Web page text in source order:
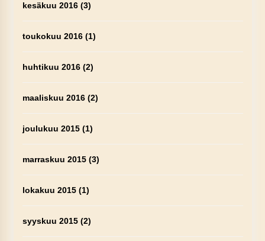
kesäkuu 2016(3)
toukokuu 2016(1)
huhtikuu 2016(2)
maaliskuu 2016(2)
joulukuu 2015(1)
marraskuu 2015(3)
lokakuu 2015(1)
syyskuu 2015(2)